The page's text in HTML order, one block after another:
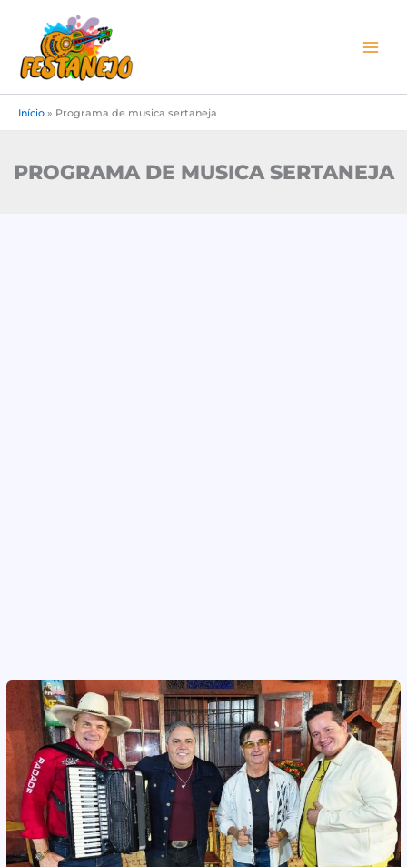
conteúdo
Início » Programa de musica sertaneja
PROGRAMA DE MUSICA SERTANEJA